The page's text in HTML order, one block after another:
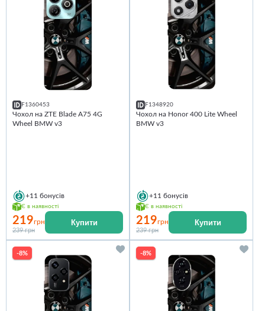
F1360453
Чохол на ZTE Blade A75 4G
Wheel BMW v3
+11 бонусів
Є в наявності
219грн
239 грн
Купити
F1348920
Чохол на Honor 400 Lite Wheel
BMW v3
+11 бонусів
Є в наявності
219грн
239 грн
Купити
-8% -8%